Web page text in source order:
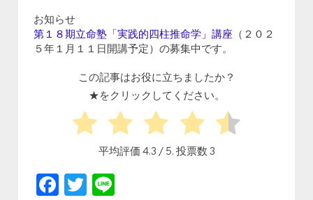
お知らせ
第１８期立命塾「実践的四柱推命学」講座 （２０２
５年１月１１日開講予定）の募集中です。
この記事はお役に立ちましたか？
★をクリックしてください。
平均評価 4.3 / 5. 投票数3
Facebook
Twitter